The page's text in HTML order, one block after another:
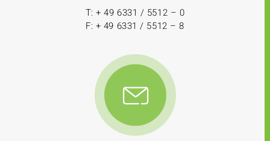
T: + 49 6331 / 5512 – 0
F: + 49 6331 / 5512 – 8